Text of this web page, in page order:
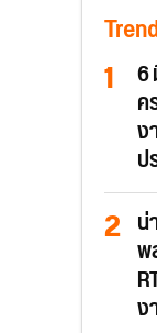
6
ค
ง
น่
พ
ง